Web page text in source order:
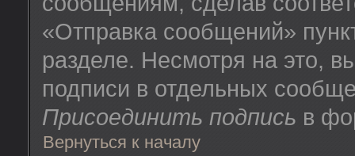
«Отправка сообщений»
разделе. Несмотря на это,
подписи в отдельных
Присоединить подпись в
Вернуться к началу